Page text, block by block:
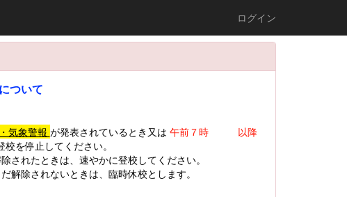
ログイン
ついて
気象警報 が発表されているとき又は 午前７時 以降
を停止してください。
されたときは、速やかに登校してください。
解除されないときは、臨時休校とします。